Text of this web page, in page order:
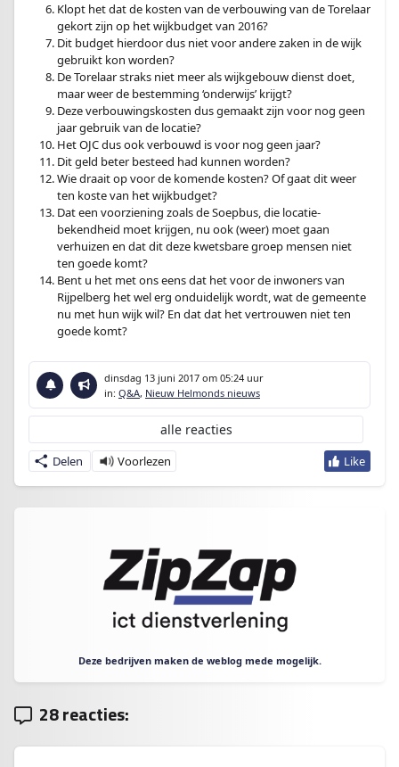
Klopt het dat de kosten van de verbouwing van de Torelaar
gekort zijn op het wijkbudget van 2016?
Dit budget hierdoor dus niet voor andere zaken in de wijk
gebruikt kon worden?
De Torelaar straks niet meer als wijkgebouw dienst doet,
maar weer de bestemming ‘onderwijs’ krijgt?
Deze verbouwingskosten dus gemaakt zijn voor nog geen
jaar gebruik van de locatie?
Het OJC dus ook verbouwd is voor nog geen jaar?
Dit geld beter besteed had kunnen worden?
Wie draait op voor de komende kosten? Of gaat dit weer
ten koste van het wijkbudget?
Dat een voorziening zoals de Soepbus, die locatie-
bekendheid moet krijgen, nu ook (weer) moet gaan
verhuizen en dat dit deze kwetsbare groep mensen niet
ten goede komt?
Bent u het met ons eens dat het voor de inwoners van
Rijpelberg het wel erg onduidelijk wordt, wat de gemeente
nu met hun wijk wil? En dat dat het vertrouwen niet ten
goede komt?
dinsdag 13 juni 2017 om 05:24 uur
in: Q&A, Nieuw Helmonds nieuws
Delen
alle reacties
Deze bedrijven maken de weblog mede mogelijk.
28 reacties: